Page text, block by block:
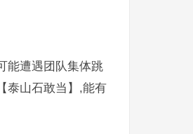
能遭遇团队集体跳
泰山石敢当】,能有